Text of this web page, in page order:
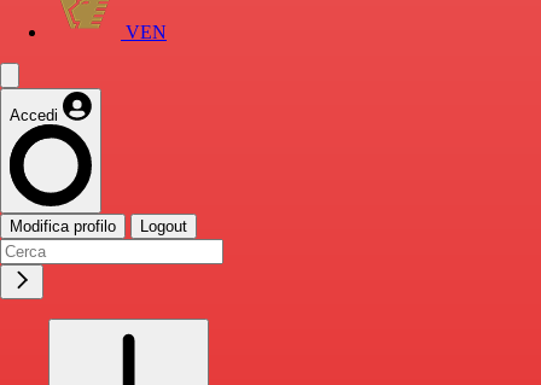
VEN
Accedi
Modifica profilo Logout